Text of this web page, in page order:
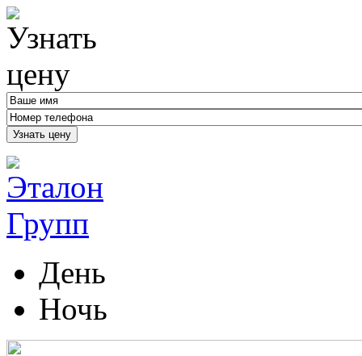
Узнать цену
День
Ночь